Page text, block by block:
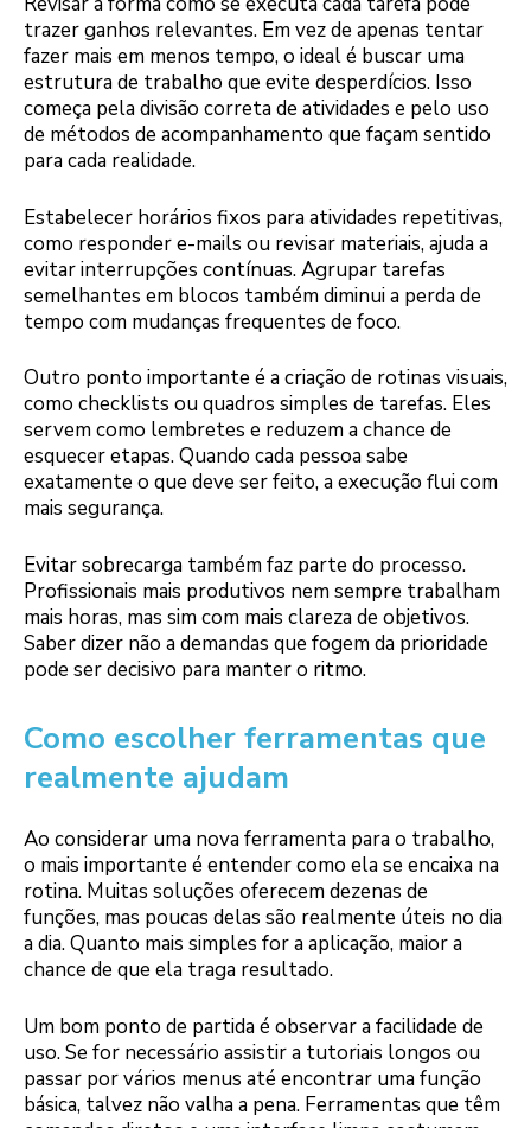
trazer ganhos relevantes. Em vez de apenas tentar
fazer mais em menos tempo, o ideal é buscar uma
estrutura de trabalho que evite desperdícios. Isso
começa pela divisão correta de atividades e pelo uso
de métodos de acompanhamento que façam sentido
para cada realidade.
Estabelecer horários fixos para atividades repetitivas,
como responder e-mails ou revisar materiais, ajuda a
evitar interrupções contínuas. Agrupar tarefas
semelhantes em blocos também diminui a perda de
tempo com mudanças frequentes de foco.
Outro ponto importante é a criação de rotinas visuais,
como checklists ou quadros simples de tarefas. Eles
servem como lembretes e reduzem a chance de
esquecer etapas. Quando cada pessoa sabe
exatamente o que deve ser feito, a execução flui com
mais segurança.
Evitar sobrecarga também faz parte do processo.
Profissionais mais produtivos nem sempre trabalham
mais horas, mas sim com mais clareza de objetivos.
Saber dizer não a demandas que fogem da prioridade
pode ser decisivo para manter o ritmo.
Como escolher ferramentas que
realmente ajudam
Ao considerar uma nova ferramenta para o trabalho,
o mais importante é entender como ela se encaixa na
rotina. Muitas soluções oferecem dezenas de
funções, mas poucas delas são realmente úteis no dia
a dia. Quanto mais simples for a aplicação, maior a
chance de que ela traga resultado.
Um bom ponto de partida é observar a facilidade de
uso. Se for necessário assistir a tutoriais longos ou
passar por vários menus até encontrar uma função
básica, talvez não valha a pena. Ferramentas que têm